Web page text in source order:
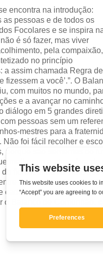
encontra na introdução:
as pessoas e de todos os
Focolares e se inspira
é só fazer, mas viver
pela compaixão,
no princípio
a assim chamada Regra de
fizessem a você’.”. O
com muitos no mundo,
e a avançar no
diálogo em 5 grandes
pessoas sem um
mestres para a
Não foi fácil recolher e
porque são sementes do
melhoram a atmosfera do
florescer desta vida,
as pessoas. O estar
um, pede uma
o Balanço de Comunhão,